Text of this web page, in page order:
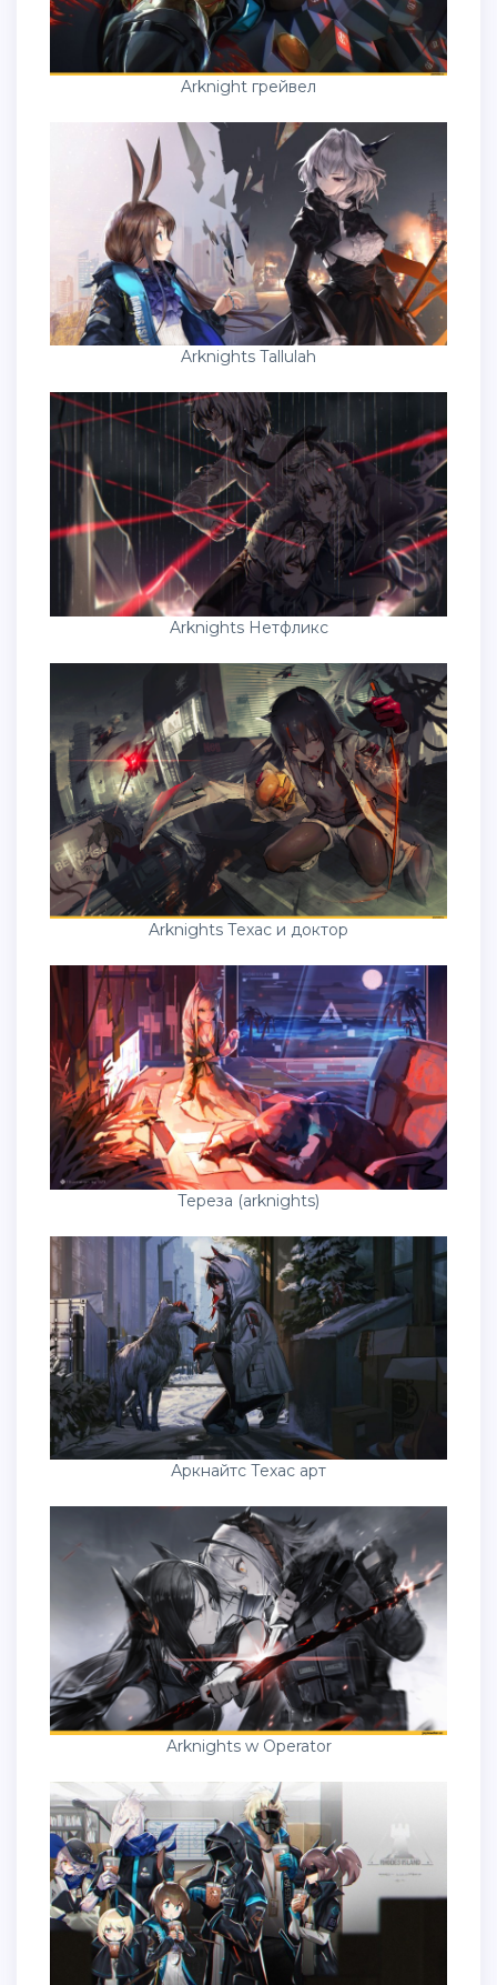
Arknight грейвел
Arknights Tallulah
Arknights Нетфликс
Arknights Техас и доктор
Тереза (arknights)
Аркнайтс Техас арт
Arknights w Operator